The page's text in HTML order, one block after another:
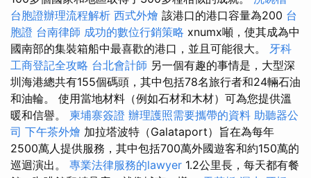
台胞證辦理流程解析 西式外燴 該港口的港口容量為200 台
胞證 台南律師 成功的數位行銷策略 xnumx噸，使其成為中
國南部的集裝箱船中最喜歡的港口，並且可能很大。 牙科
工商登記全攻略 台北會計師 另一個有趣的事情是，大型深
圳海港總共有155個碼頭，其中包括78名旅行者和24輛石油
和油輪。 使用當地材料（例如石材和木材）可為您提供溫
暖和信譽。 柬埔寨簽證 辦理護照需要攜帶的資料 助聽器公
司 下午茶外燴 加拉塔波特（Galataport）旨在為每年
2500萬人提供服務，其中包括700萬外國遊客和約150萬的
巡迴演出。 專業法律服務的lawyer 1.2公里長，每天都有餐